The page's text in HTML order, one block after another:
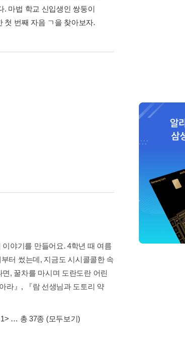
. 마법 학교 신입생인 쌍둥이
첫 번째 자음 ㄱ을 찾아보자.
야기를 만들어요. 4학년 때 여름
터 썼는데, 지금도 시시콜콜한 속
, 꿀차를 마시며 도란도란 어린
라』, 『람 선생님과 도토리 약
… 총 37종 (모두보기)